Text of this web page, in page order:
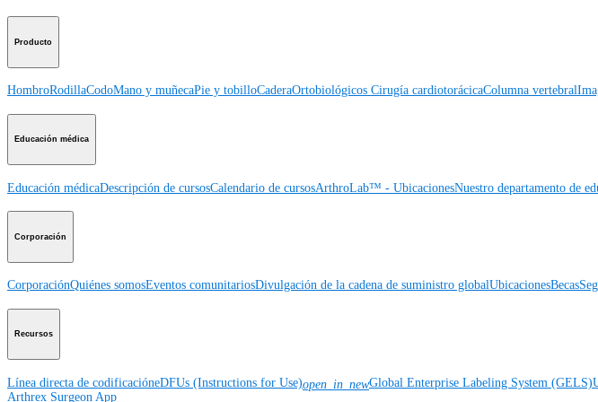
Producto
HombroRodillaCodoMano y muñecaPie y tobilloCaderaOrtobiológicos Cirugía cardiotorácicaColumna vertebral
Educación médica
Educación médicaDescripción de cursosCalendario de cursosArthroLab™ - UbicacionesNuestro departamento de
Corporación
CorporaciónQuiénes somosEventos comunitariosDivulgación de la cadena de suministro globalUbicacionesBecas
Recursos
Línea directa de codificacióneDFUs (Instructions for Use)open_in_newGlobal Enterprise Labeling System (GELS)
Arthrex Surgeon App